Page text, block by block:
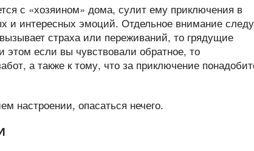
с «хозяином» дома, сулит ему приключения в
и интересных эмоций. Отдельное внимание
страха или переживаний, то грядущие
если вы чувствовали обратное, то
а также к тому, что за приключение